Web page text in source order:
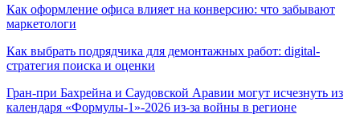
Как оформление офиса влияет на конверсию: что забывают
маркетологи
Как выбрать подрядчика для демонтажных работ: digital-
стратегия поиска и оценки
Гран-при Бахрейна и Саудовской Аравии могут исчезнуть из
календаря «Формулы-1»-2026 из-за войны в регионе